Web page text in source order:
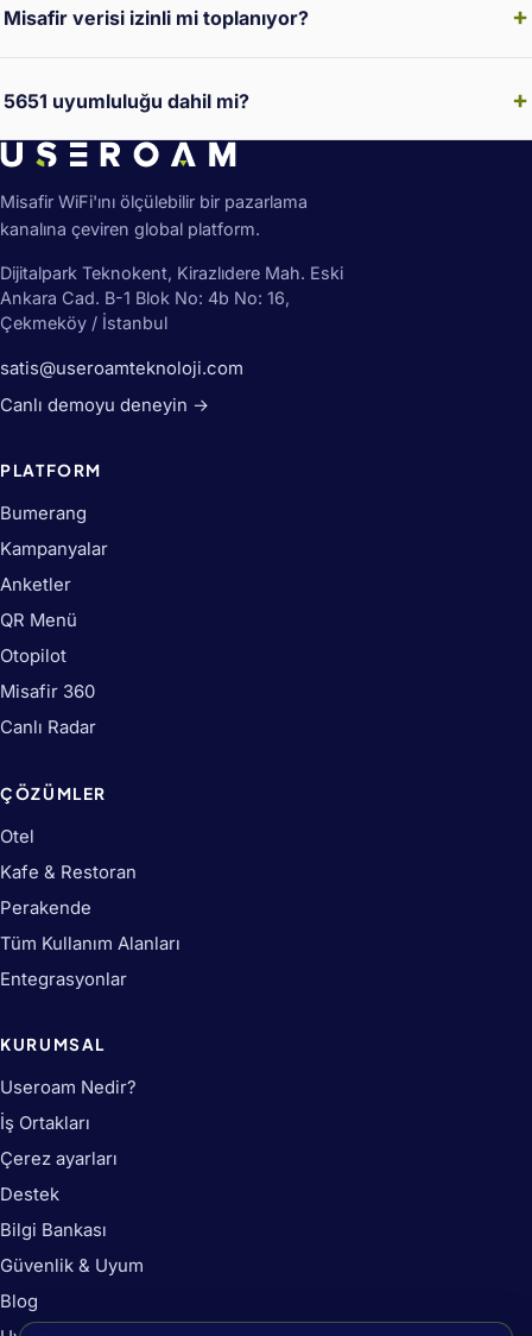
Misafir verisi izinli mi toplanıyor?
5651 uyumluluğu dahil mi?
Misafir WiFi'ını ölçülebilir bir pazarlama
kanalına çeviren global platform.
Dijitalpark Teknokent, Kirazlıdere Mah. Eski
Ankara Cad. B-1 Blok No: 4b No: 16,
Çekmeköy / İstanbul
satis@useroamteknoloji.com
Canlı demoyu deneyin →
PLATFORM
Bumerang
Kampanyalar
Anketler
QR Menü
Otopilot
Misafir 360
Canlı Radar
ÇÖZÜMLER
Otel
Kafe & Restoran
Perakende
Tüm Kullanım Alanları
Entegrasyonlar
KURUMSAL
Useroam Nedir?
İş Ortakları
Çerez ayarları
Destek
Bilgi Bankası
Güvenlik & Uyum
Blog